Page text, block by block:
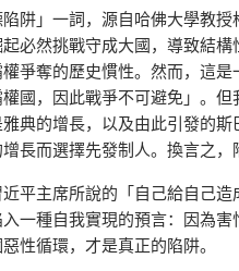
陷阱」一詞，源自哈佛大學教
必然挑戰守成大國，導致結
爭奪的歷史慣性。然而，這
國，因此戰爭不可避免」。
典的增長，以及由此引發的
長而選擇先發制人。換言之
平主席所說的「自己給自己
一種自我實現的預言：因為
性循環，才是真正的陷阱。